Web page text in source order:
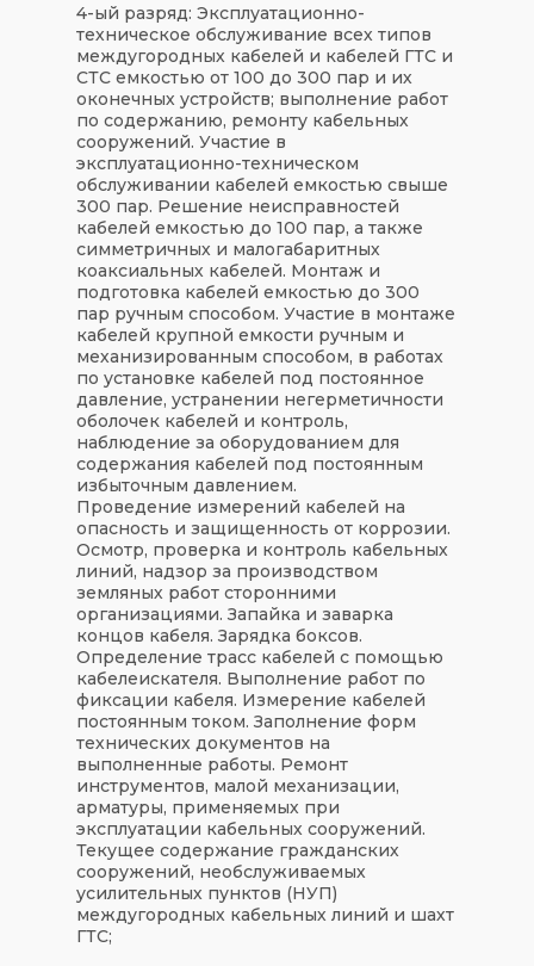
4-ый разряд: Эксплуатационно-
техническое обслуживание всех типов
междугородных кабелей и кабелей ГТС и
СТС емкостью от 100 до 300 пар и их
оконечных устройств; выполнение работ
по содержанию, ремонту кабельных
сооружений. Участие в
эксплуатационно-техническом
обслуживании кабелей емкостью свыше
300 пар. Решение неисправностей
кабелей емкостью до 100 пар, а также
симметричных и малогабаритных
коаксиальных кабелей. Монтаж и
подготовка кабелей емкостью до 300
пар ручным способом. Участие в монтаже
кабелей крупной емкости ручным и
механизированным способом, в работах
по установке кабелей под постоянное
давление, устранении негерметичности
оболочек кабелей и контроль,
наблюдение за оборудованием для
содержания кабелей под постоянным
избыточным давлением.
Проведение измерений кабелей на
опасность и защищенность от коррозии.
Осмотр, проверка и контроль кабельных
линий, надзор за производством
земляных работ сторонними
организациями. Запайка и заварка
концов кабеля. Зарядка боксов.
Определение трасс кабелей с помощью
кабелеискателя. Выполнение работ по
фиксации кабеля. Измерение кабелей
постоянным током. Заполнение форм
технических документов на
выполненные работы. Ремонт
инструментов, малой механизации,
арматуры, применяемых при
эксплуатации кабельных сооружений.
Текущее содержание гражданских
сооружений, необслуживаемых
усилительных пунктов (НУП)
междугородных кабельных линий и шахт
ГТС;